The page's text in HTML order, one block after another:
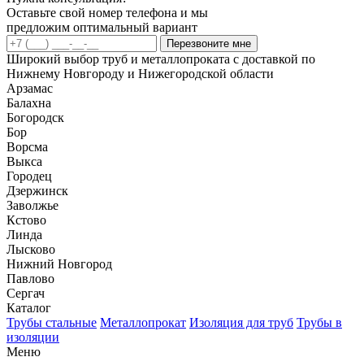
Оставьте свой номер телефона и мы
предложим оптимальный вариант
Перезвоните мне
Широкий выбор труб и металлопроката с доставкой по
Нижнему Новгороду и Нижегородской области
Арзамас
Балахна
Богородск
Бор
Ворсма
Выкса
Городец
Дзержинск
Заволжье
Кстово
Линда
Лысково
Нижний Новгород
Павлово
Сергач
Каталог
Трубы стальные Металлопрокат Изоляция для труб Трубы в
изоляции
Меню